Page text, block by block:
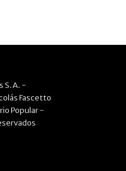
S.A. -
Fascetto
Popular -